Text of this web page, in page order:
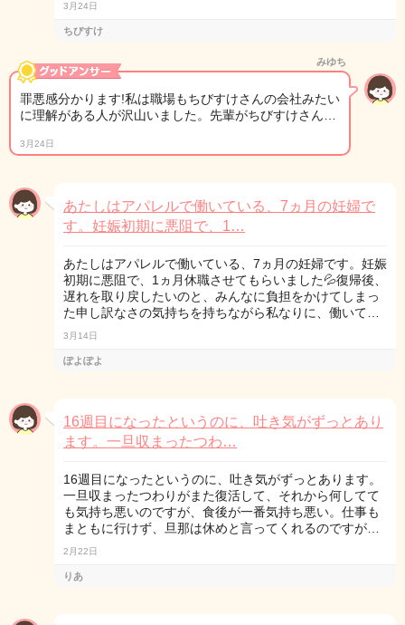
3月24日
ちびすけ
みゆち
罪悪感分かります!私は職場もちびすけさんの会社みたい
に理解がある人が沢山いました。先輩がちびすけさん…
3月24日
あたしはアパレルで働いている、7ヵ月の妊婦で
す。妊娠初期に悪阻で、1…
あたしはアパレルで働いている、7ヵ月の妊婦です。妊娠
初期に悪阻で、1ヵ月休職させてもらいました💦復帰後、
遅れを取り戻したいのと、みんなに負担をかけてしまっ
た申し訳なさの気持ちを持ちながら私なりに、働いて…
3月14日
ぽよぽよ
16週目になったというのに、吐き気がずっとあり
ます。一旦収まったつわ…
16週目になったというのに、吐き気がずっとあります。
一旦収まったつわりがまた復活して、それから何してて
も気持ち悪いのですが、食後が一番気持ち悪い。仕事も
まともに行けず、旦那は休めと言ってくれるのですが…
2月22日
りあ